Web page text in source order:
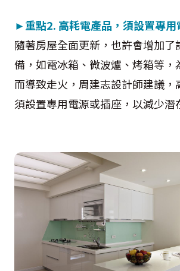
►重點2. 高耗電產品，須設置專用
隨著房屋全面更新，也許會增加了
備，如電冰箱、微波爐、烤箱等，
而導致走火，周建志設計師建議，
須設置專用電源或插座，以減少潛